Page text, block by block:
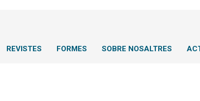
REVISTES FORMES SOBRE NOSALTRES